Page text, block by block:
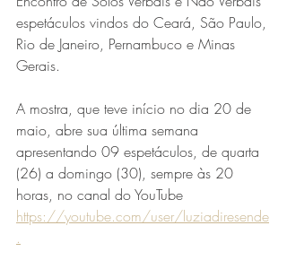
Projeto abre inscrições para
formar grupo de teatro cristão
no Vale do Aço
espetáculos vindos do Ceará, São Paulo,
Rio de Janeiro, Pernambuco e Minas
Gerais.
A mostra, que teve início no dia 20 de
maio, abre sua última semana
apresentando 09 espetáculos, de quarta
(26) a domingo (30), sempre às 20
horas, no canal do YouTube
https://youtube.com/user/luziadiresende
.